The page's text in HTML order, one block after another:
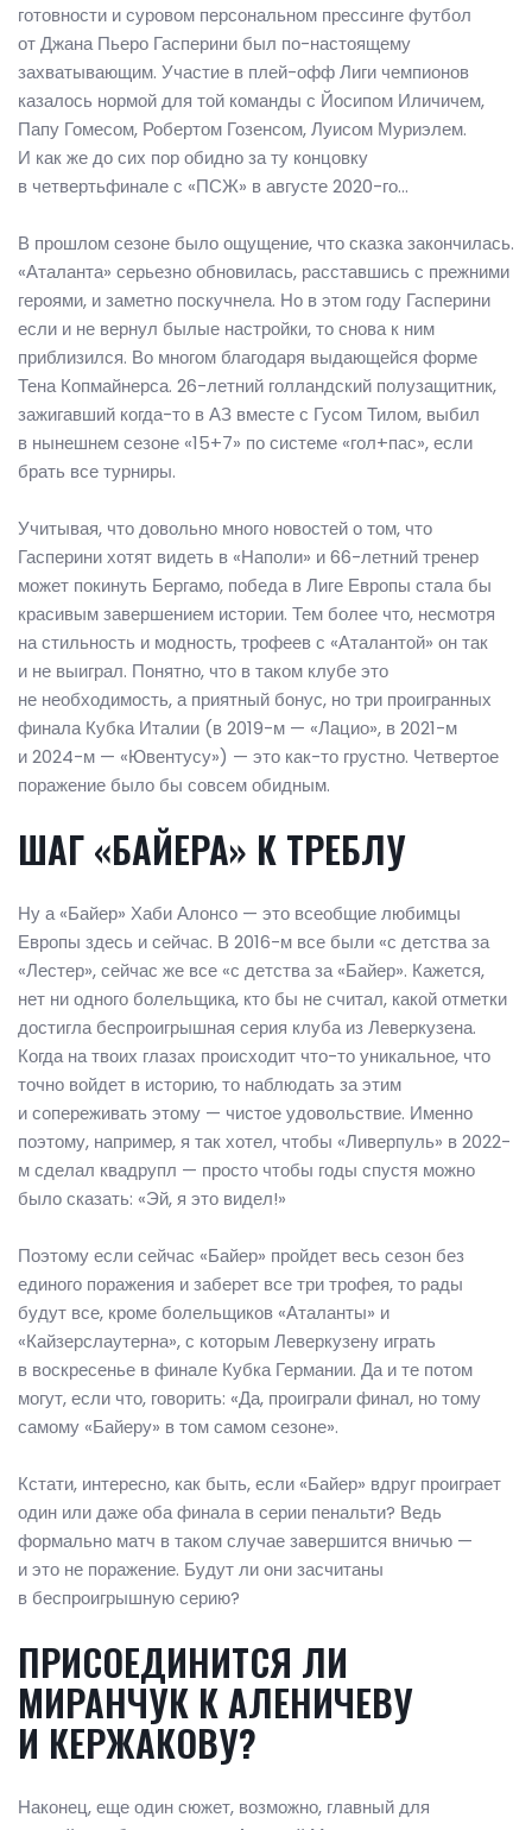
готовности и суровом персональном прессинге футбол
от Джана Пьеро Гасперини был по-настоящему
захватывающим. Участие в плей-офф Лиги чемпионов
казалось нормой для той команды с Йосипом Иличичем,
Папу Гомесом, Робертом Гозенсом, Луисом Муриэлем.
И как же до сих пор обидно за ту концовку
в четвертьфинале с «ПСЖ» в августе 2020-го…
В прошлом сезоне было ощущение, что сказка закончилась.
«Аталанта» серьезно обновилась, расставшись с прежними
героями, и заметно поскучнела. Но в этом году Гасперини
если и не вернул былые настройки, то снова к ним
приблизился. Во многом благодаря выдающейся форме
Тена Копмайнерса. 26-летний голландский полузащитник,
зажигавший когда-то в АЗ вместе с Гусом Тилом, выбил
в нынешнем сезоне «15+7» по системе «гол+пас», если
брать все турниры.
Учитывая, что довольно много новостей о том, что
Гасперини хотят видеть в «Наполи» и 66-летний тренер
может покинуть Бергамо, победа в Лиге Европы стала бы
красивым завершением истории. Тем более что, несмотря
на стильность и модность, трофеев с «Аталантой» он так
и не выиграл. Понятно, что в таком клубе это
не необходимость, а приятный бонус, но три проигранных
финала Кубка Италии (в 2019-м — «Лацио», в 2021-м
и 2024-м — «Ювентусу») — это как-то грустно. Четвертое
поражение было бы совсем обидным.
ШАГ «БАЙЕРА» К ТРЕБЛУ
Ну а «Байер» Хаби Алонсо — это всеобщие любимцы
Европы здесь и сейчас. В 2016-м все были «с детства за
«Лестер», сейчас же все «с детства за «Байер». Кажется,
нет ни одного болельщика, кто бы не считал, какой отметки
достигла беспроигрышная серия клуба из Леверкузена.
Когда на твоих глазах происходит что-то уникальное, что
точно войдет в историю, то наблюдать за этим
и сопереживать этому — чистое удовольствие. Именно
поэтому, например, я так хотел, чтобы «Ливерпуль» в 2022-
м сделал квадрупл — просто чтобы годы спустя можно
было сказать: «Эй, я это видел!»
Поэтому если сейчас «Байер» пройдет весь сезон без
единого поражения и заберет все три трофея, то рады
будут все, кроме болельщиков «Аталанты» и
«Кайзерслаутерна», с которым Леверкузену играть
в воскресенье в финале Кубка Германии. Да и те потом
могут, если что, говорить: «Да, проиграли финал, но тому
самому «Байеру» в том самом сезоне».
Кстати, интересно, как быть, если «Байер» вдруг проиграет
один или даже оба финала в серии пенальти? Ведь
формально матч в таком случае завершится вничью —
и это не поражение. Будут ли они засчитаны
в беспроигрышную серию?
ПРИСОЕДИНИТСЯ ЛИ
МИРАНЧУК К АЛЕНИЧЕВУ
И КЕРЖАКОВУ?
Наконец, еще один сюжет, возможно, главный для